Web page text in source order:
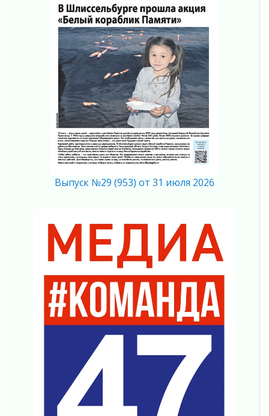
Ладога — не пруд
02 августа 2026
ПСК через Гослуслуги напомнит жителям
Ленинградской области о неоплаченных
02 августа 2026
Пропавшего подростка нашли в Кировском
районе Ленобласти
02 августа 2026
Жителям Ленобласти напомнили, как
действовать при укусе клеща
02 августа 2026
граждан Ленинградской области
02 августа 2026
Километровые столбы «Дороги жизни»
отправили на реставрацию
Ленобласть внедрила передовую подготовку
операторов БПЛА
02 августа 2026
В Ивангороде появилась «Избушка-
Юхла, мука, кантеле и Водяной
01 августа 2026
Лето катится с горки
01 августа 2026
Выпуск №29 (953) от 31 июля 2026